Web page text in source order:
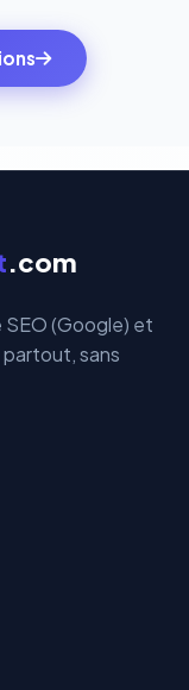
données ni
jamais
directement et
.com
SEO (Google) et
sans